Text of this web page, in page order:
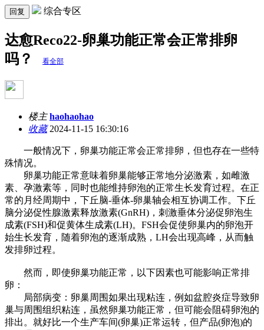
回复 综合专区
达愈Reco22-卵巢功能正常会正常排卵
吗？
看全部
楼主 haohaohao
收藏2024-11-15 16:30:16
一般情况下，卵巢功能正常会正常排卵，但也存在一些特
殊情况。
卵巢功能正常意味着卵巢能够正常地分泌激素，如雌激
素、孕激素等，同时也能维持卵泡的正常生长发育过程。在正
常的月经周期中，下丘脑-垂体-卵巢轴会相互协调工作。下丘
脑分泌促性腺激素释放激素(GnRH)，刺激垂体分泌促卵泡生
成素(FSH)和促黄体生成素(LH)。FSH会促使卵巢内的卵泡开
始生长发育，随着卵泡的逐渐成熟，LH会出现高峰，从而触
发排卵过程。
然而，即使卵巢功能正常，以下因素也可能影响正常排
卵：
局部病变：卵巢周围如果出现粘连，例如盆腔炎症导致卵
巢与周围组织粘连，虽然卵巢功能正常，但可能会阻碍卵泡的
排出。就好比一个生产车间(卵巢)正常运转，但产品(卵泡)的